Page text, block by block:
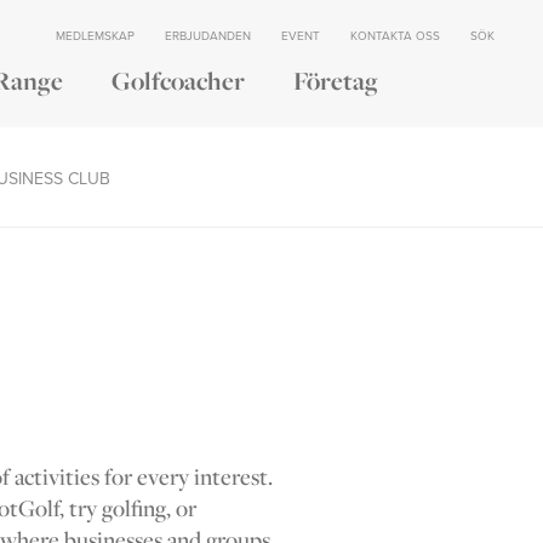
MEDLEMSKAP ERBJUDANDEN EVENT KONTAKTA OSS SÖK
Golfcoacher Företag
CLUB
activities for every interest.
try golfing, or